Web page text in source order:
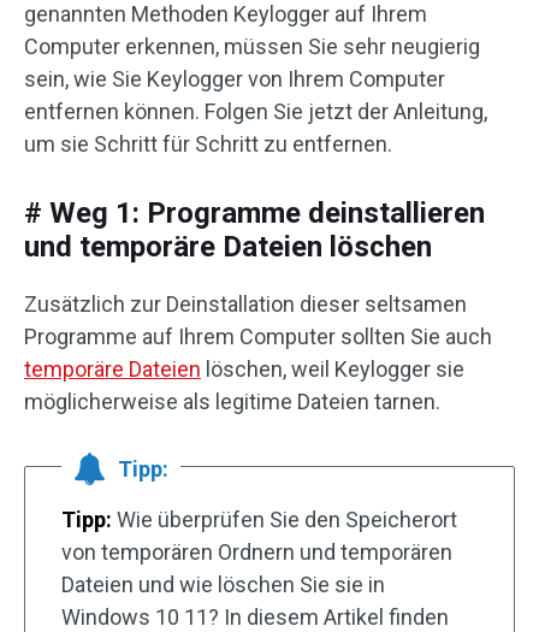
genannten Methoden Keylogger auf Ihrem
Computer erkennen, müssen Sie sehr neugierig
sein, wie Sie Keylogger von Ihrem Computer
entfernen können. Folgen Sie jetzt der Anleitung,
um sie Schritt für Schritt zu entfernen.
# Weg 1: Programme deinstallieren
und temporäre Dateien löschen
Zusätzlich zur Deinstallation dieser seltsamen
Programme auf Ihrem Computer sollten Sie auch
temporäre Dateien löschen, weil Keylogger sie
möglicherweise als legitime Dateien tarnen.
Tipp:
Tipp: Wie überprüfen Sie den Speicherort
von temporären Ordnern und temporären
Dateien und wie löschen Sie sie in
Windows 10 11? In diesem Artikel finden